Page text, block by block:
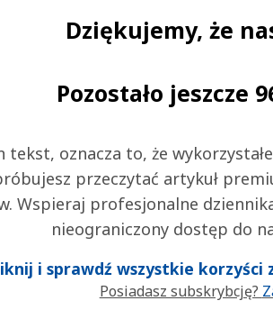
Dziękujemy, że
Pozostało jeszcze
tekst, oznacza to, że
przeczytać artykuł
Wspieraj profesjonalne
nieograniczony dostęp do
i sprawdź wszystkie korzyści
Posiadasz subskrybcję?